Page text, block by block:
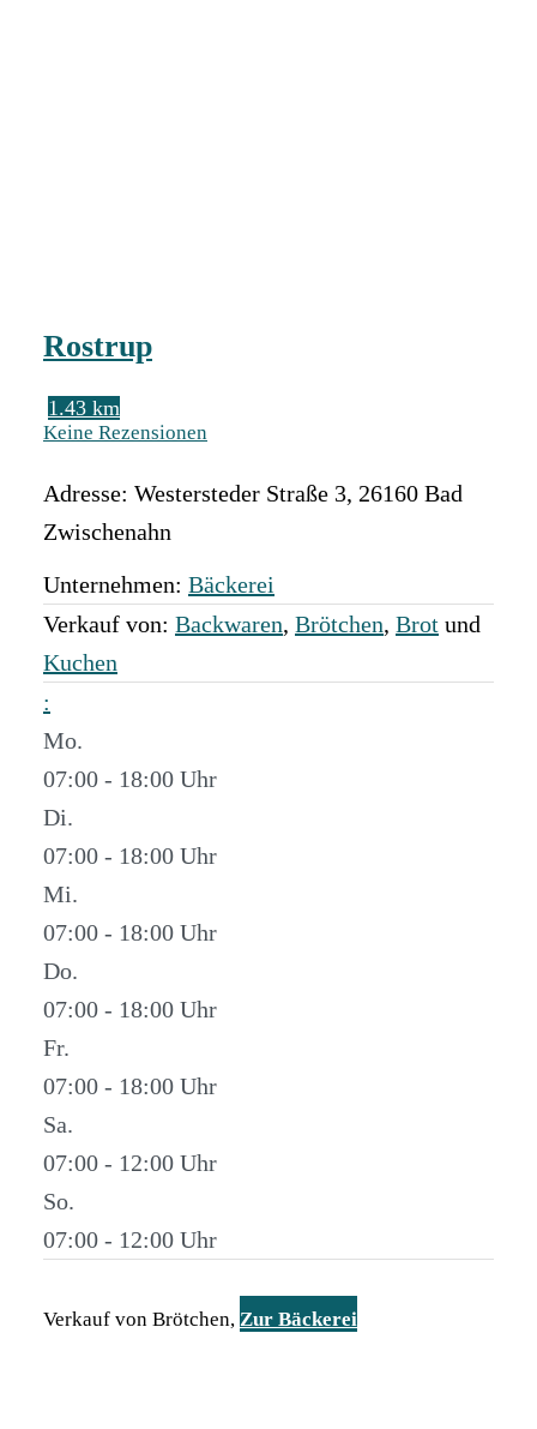
Rostrup
1.43 km
Keine Rezensionen
Adresse: Westersteder Straße 3, 26160 Bad
Zwischenahn
Unternehmen: Bäckerei
Verkauf von: Backwaren, Brötchen, Brot und
Kuchen
:
Mo.
07:00 - 18:00
Di.
07:00 - 18:00
Mi.
07:00 - 18:00
Do.
07:00 - 18:00
Fr.
07:00 - 18:00
Sa.
07:00 - 12:00
So.
07:00 - 12:00
Verkauf von Brötchen, Zur Bäckerei